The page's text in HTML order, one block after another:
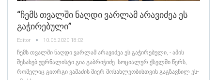
“ჩემს Თვალში Ნაღდი Ვარლამ Არავიძეა Ეს
Გაჭირებული”
Editor 10.06.2020 18:02
ჩემს თვალში ნაღდი ვარლამ არავიძეა ეს გაჭირებული, - ამის
შესახებ ჟურნალისტი გია გაბრიჭიძე სოციალურ ქსელში წერს,
რომელიც გიორგი ვაშაძის მიერ მოსახლეობისთვის გაგზავნილ ეს-